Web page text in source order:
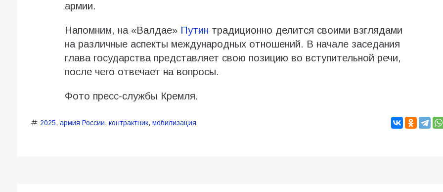
армии.
Напомним, на «Валдае» Путин традиционно делится своими взглядами
на различные аспекты международных отношений. В начале заседания
глава государства представляет свою позицию во вступительной речи,
после чего отвечает на вопросы.
Фото пресс-службы Кремля.
2025, армия России, контрактник, мобилизация